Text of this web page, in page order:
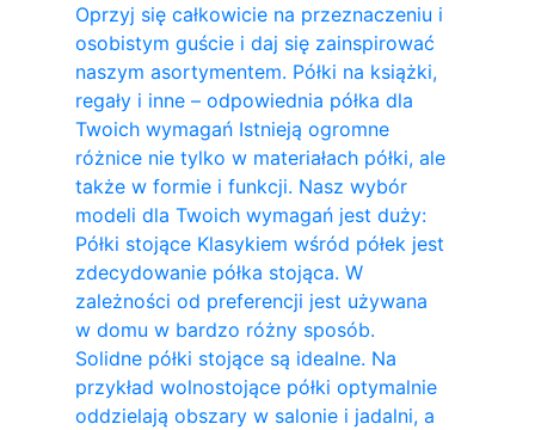
Oprzyj się całkowicie na przeznaczeniu i
osobistym guście i daj się zainspirować
naszym asortymentem. Półki na książki,
regały i inne – odpowiednia półka dla
Twoich wymagań Istnieją ogromne
różnice nie tylko w materiałach półki, ale
także w formie i funkcji. Nasz wybór
modeli dla Twoich wymagań jest duży:
Półki stojące Klasykiem wśród półek jest
zdecydowanie półka stojąca. W
zależności od preferencji jest używana
w domu w bardzo różny sposób.
Solidne półki stojące są idealne. Na
przykład wolnostojące półki optymalnie
oddzielają obszary w salonie i jadalni, a